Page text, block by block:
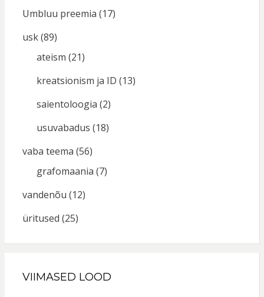
Umbluu preemia (17)
usk(89)
ateism (21)
kreatsionism ja ID (13)
saientoloogia (2)
usuvabadus (18)
vaba teema (56)
grafomaania (7)
vandenõu (12)
üritused (25)
VIIMASED LOOD